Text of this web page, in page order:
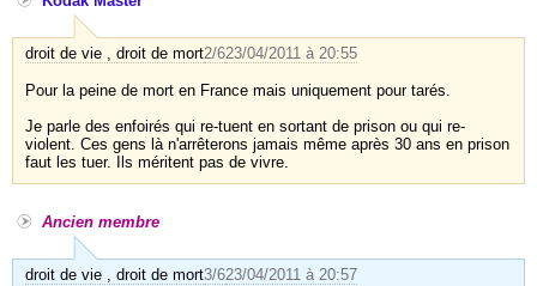
droit de vie , droit de mort2/623/04/2011 à 20:55
Pour la peine de mort en France mais uniquement pour tarés.
Je parle des enfoirés qui re-tuent en sortant de prison ou qui re-
violent. Ces gens là n'arrêterons jamais même après 30 ans en prison
faut les tuer. Ils méritent pas de vivre.
Ancien membre
droit de vie , droit de mort3/623/04/2011 à 20:57